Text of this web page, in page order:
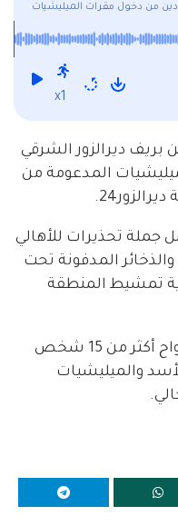
من دخول مقرات الميليشيات
المدعومة من إيران
x1
بريف ديرالزور الشرقي
المدعومة من
جملة تحذيرات للأهالي
المدفونة تحت
تمشيط المنطقة
الجدير ذكره أنّ الألغام حصدت أرواح أكثر من 15 شخص
والميليشيات